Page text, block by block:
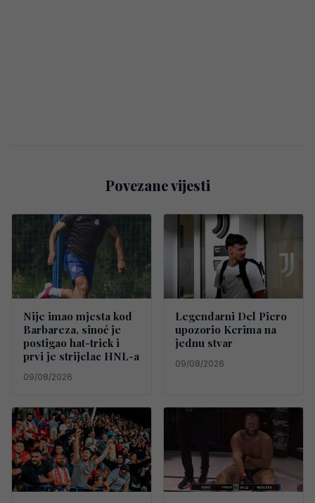
Povezane vijesti
Nije imao mjesta kod
Barbareza, sinoć je
postigao hat-trick i
prvi je strijelac HNL-a
09/08/2026
Legendarni Del Piero
upozorio Kerima na
jednu stvar
09/08/2026